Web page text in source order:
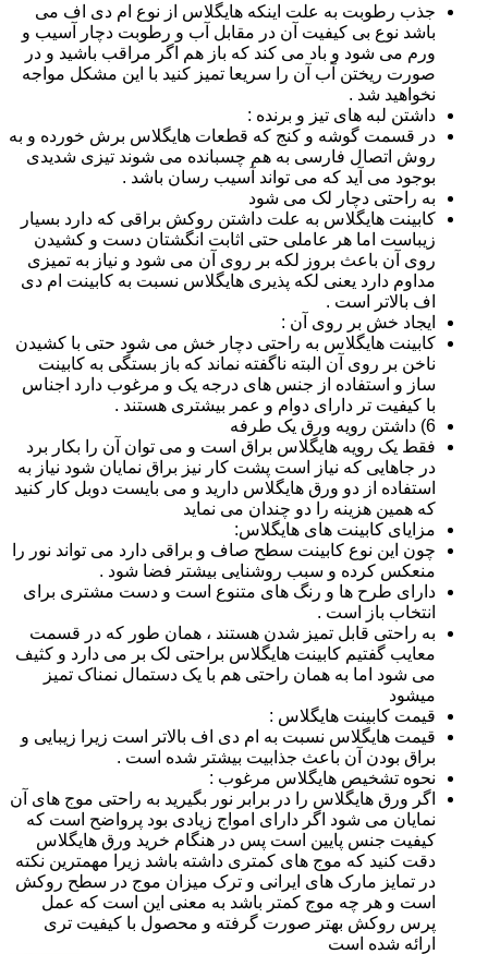
جذب رطوبت به علت اینکه هایگلاس از نوع ام دی اف می
باشد نوع بی کیفیت آن در مقابل آب و رطوبت دچار آسیب و
ورم می شود و باد می کند که باز هم اگر مراقب باشید و در
صورت ریختن آب آن را سریعا تمیز کنید با این مشکل مواجه
نخواهید شد .
داشتن لبه های تیز و برنده :
در قسمت گوشه و کنج که قطعات هایگلاس برش خورده و به
روش اتصال فارسی به هم چسبانده می شوند تیزی شدیدی
بوجود می آید که می تواند آسیب رسان باشد .
به راحتی دچار لک می شود
کابینت هایگلاس به علت داشتن روکش براقی که دارد بسیار
زیباست اما هر عاملی حتی اثابت انگشتان دست و کشیدن
روی آن باعث بروز لکه بر روی آن می شود و نیاز به تمیزی
مداوم دارد یعنی لکه پذیری هایگلاس نسبت به کابینت ام دی
اف بالاتر است .
ایجاد خش بر روی آن :
کابینت هایگلاس به راحتی دچار خش می شود حتی با کشیدن
ناخن بر روی آن البته ناگفته نماند که باز بستگی به کابینت
ساز و استفاده از جنس های درجه یک و مرغوب دارد اجناس
با کیفیت تر دارای دوام و عمر بیشتری هستند .
6) داشتن رویه ورق یک طرفه
فقط یک رویه هایگلاس براق است و می توان آن را بکار برد
در جاهایی که نیاز است پشت کار نیز براق نمایان شود نیاز به
استفاده از دو ورق هایگلاس دارید و می بایست دوبل کار کنید
که همین هزینه را دو چندان می نماید
مزایای کابینت های هایگلاس:
چون این نوع کابینت سطح صاف و براقی دارد می تواند نور را
منعکس کرده و سبب روشنایی بیشتر فضا شود .
دارای طرح ها و رنگ های متنوع است و دست مشتری برای
انتخاب باز است .
به راحتی قابل تمیز شدن هستند ، همان طور که در قسمت
معایب گفتیم کابینت هایگلاس براحتی لک بر می دارد و کثیف
می شود اما به همان راحتی هم با یک دستمال نمناک تمیز
میشود
قیمت کابینت هایگلاس :
قیمت هایگلاس نسبت به ام دی اف بالاتر است زیرا زیبایی و
براق بودن آن باعث جذابیت بیشتر شده است .
نحوه تشخیص هایگلاس مرغوب :
اگر ورق هایگلاس را در برابر نور بگیرید به راحتی موج های آن
نمایان می شود اگر دارای امواج زیادی بود پرواضح است که
کیفیت جنس پایین است پس در هنگام خرید ورق هایگلاس
دقت کنید که موج های کمتری داشته باشد زیرا مهمترین نکته
در تمایز مارک های ایرانی و ترک میزان موج در سطح روکش
است و هر چه موج کمتر باشد به معنی این است که عمل
پرس روکش بهتر صورت گرفته و محصول با کیفیت تری
ارائه شده است